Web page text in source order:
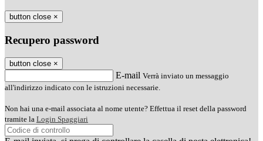
button close ×
Recupero password
button close ×
E-mail Verrà inviato un messaggio
all'indirizzo indicato con le istruzioni necessarie.
Non hai una e-mail associata al nome utente? Effettua il reset della password
tramite la Login Spaggiari